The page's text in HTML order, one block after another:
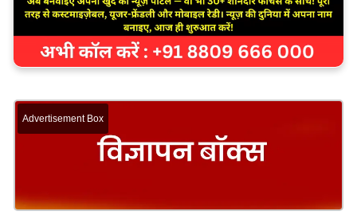
Advertisement Box